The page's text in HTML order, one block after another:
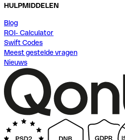
HULPMIDDELEN
Blog
ROI- Calculator
Swift Codes
Meest gestelde vragen
Nieuws